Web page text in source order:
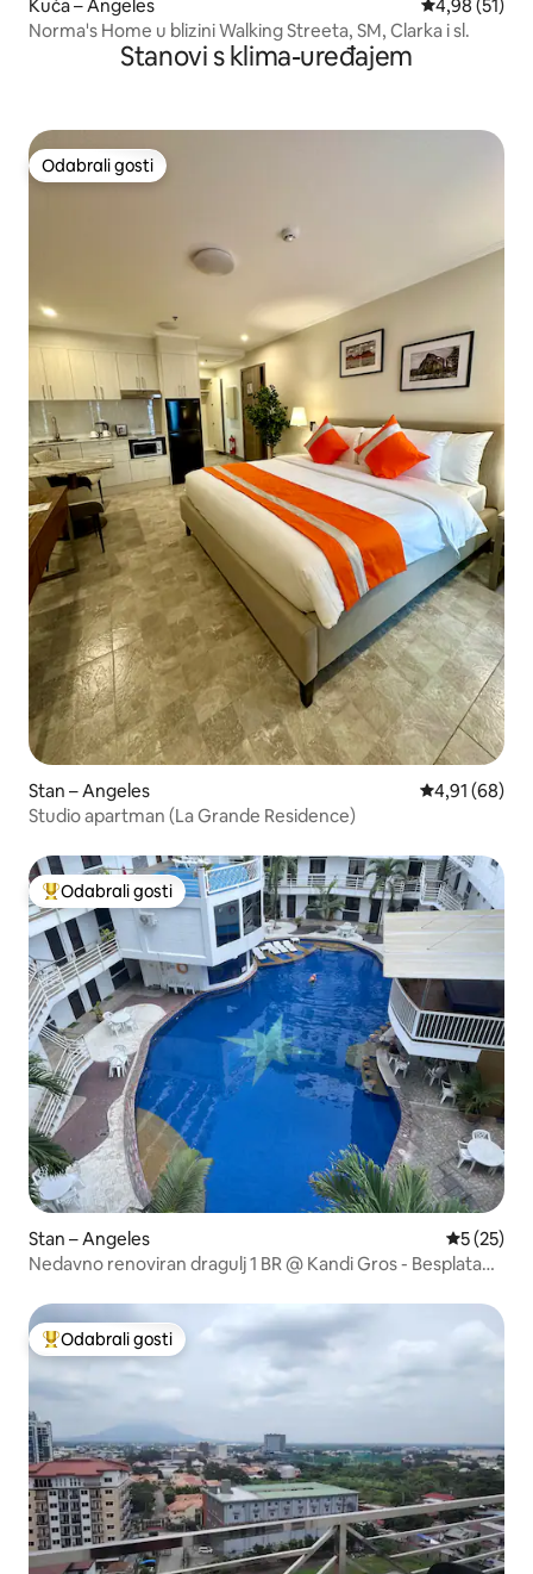
Kuća – Angeles Prosječna
4,98 (51)
Norma's Home u blizini Walking Streeta, SM, Clarka i sl.
Stanovi s klima-uređajem
Odabrali gosti
Odabrali gosti
Stan – Angeles Prosječna
4,91 (68)
Studio apartman (La Grande Residence)
Među najviše rangiranima s oznakom „Odabrali gosti”
Odabrali gosti
Stan – Angeles Prosječna
5 (25)
Nedavno renoviran dragulj 1 BR @ Kandi Gros - Besplatan
Među najviše rangiranima s oznakom „Odabrali gosti”
Odabrali gosti